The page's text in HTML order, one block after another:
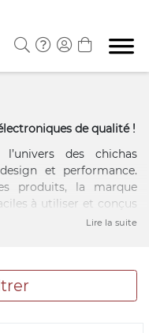
de qualité !
des chichas
et performance.
produits, la marque
à utiliser et conçus
et agréable. Que vous
par leur
et leur fiabilité. Sur
à la fois élégants et
qui recherchent une
Lire la suite